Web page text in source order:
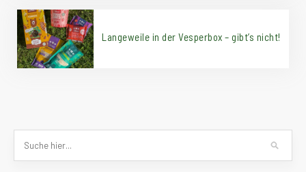
Langeweile in der Vesperbox – gibt’s nicht!